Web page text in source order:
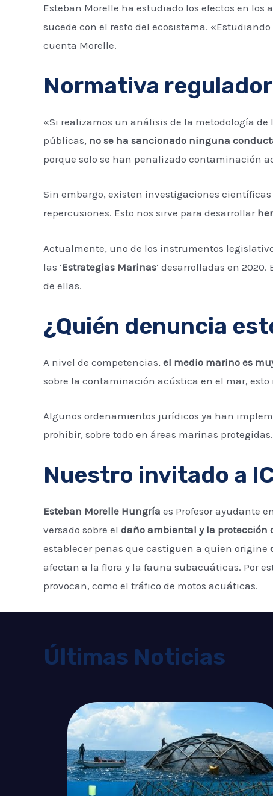
Esteban Morelle ha estudiado los efectos en
sucede con el resto del ecosistema.
cuenta Morelle.
Normativa
«Si realizamos un análisis de la metodología
públicas, no se ha sancionado ninguna
porque solo se han penalizado contaminación
Sin embargo, existen investigaciones
repercusiones. Esto nos sirve para desarrollar
Actualmente, uno de los instrumentos
las ‘Estrategias Marinas‘ desarrolladas en
de ellas.
¿Quién denuncia
A nivel de competencias, el medio marino es
sobre la contaminación acústica en el mar, esto
Algunos ordenamientos jurídicos ya han
prohibir, sobre todo en áreas marinas protegidas.
Nuestro invitado a
Esteban Morelle Hungría es Profesor ayudante
versado sobre el daño ambiental y la protección
establecer penas que castiguen a quien origine
afectan a la flora y la fauna subacuáticas. Por
provocan, como el tráfico de motos acuáticas.
Últimas Noticias